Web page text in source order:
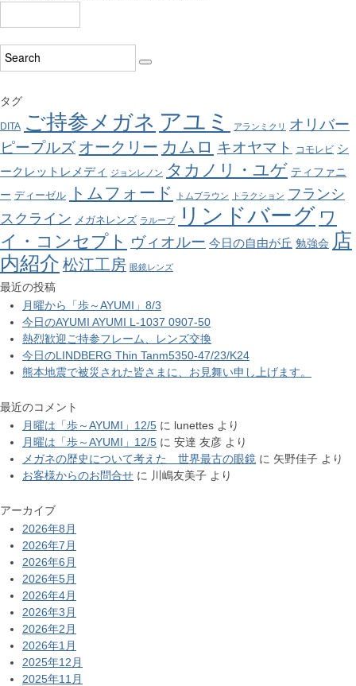
タグ
DITA ご持参メガネ アユミ アランミクリ
オリバー
ピープルズ オークリー カムロ キオヤマト コモレビ シ
ークレットレメディ
ジョンレノン タカノリ・ユゲ ティファニ
ー ディーゼル トムフォード トムブラウン トラクション フランシ
スクライン メガネレンズ ラループ リンドバーグ ワ
イ・コンセプト ヴィオルー 今日の自由が丘 勉強会 店
内紹介 松江工房 眼鏡レンズ
最近の投稿
月曜から「歩～AYUMI」8/3
今日のAYUMI AYUMI L-1037 0907-50
熱烈歓迎ご持参フレーム、レンズ交換
今日のLINDBERG Thin Tanm5350-47/23/K24
熊本地震で被災された皆さまに、お見舞い申し上げます。
最近のコメント
月曜は「歩～AYUMI」12/5 に lunettes より
月曜は「歩～AYUMI」12/5 に 安達 友彦 より
メガネの歴史について考えた 世界最古の眼鏡 に 矢野佳子 より
お客様からのお問合せ に 川嶋友美子 より
アーカイブ
2026年8月
2026年7月
2026年6月
2026年5月
2026年4月
2026年3月
2026年2月
2026年1月
2025年12月
2025年11月